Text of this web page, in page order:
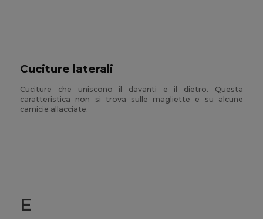
Cuciture laterali
Cuciture che uniscono il davanti e il dietro. Questa
caratteristica non si trova sulle magliette e su alcune
camicie allacciate.
E